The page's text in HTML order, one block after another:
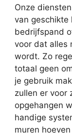
Onze
van geschikte
bedrijfspand
voor dat alles
wordt. Zo
totaal geen
je gebruik
zullen er voor
opgehangen
handige
muren